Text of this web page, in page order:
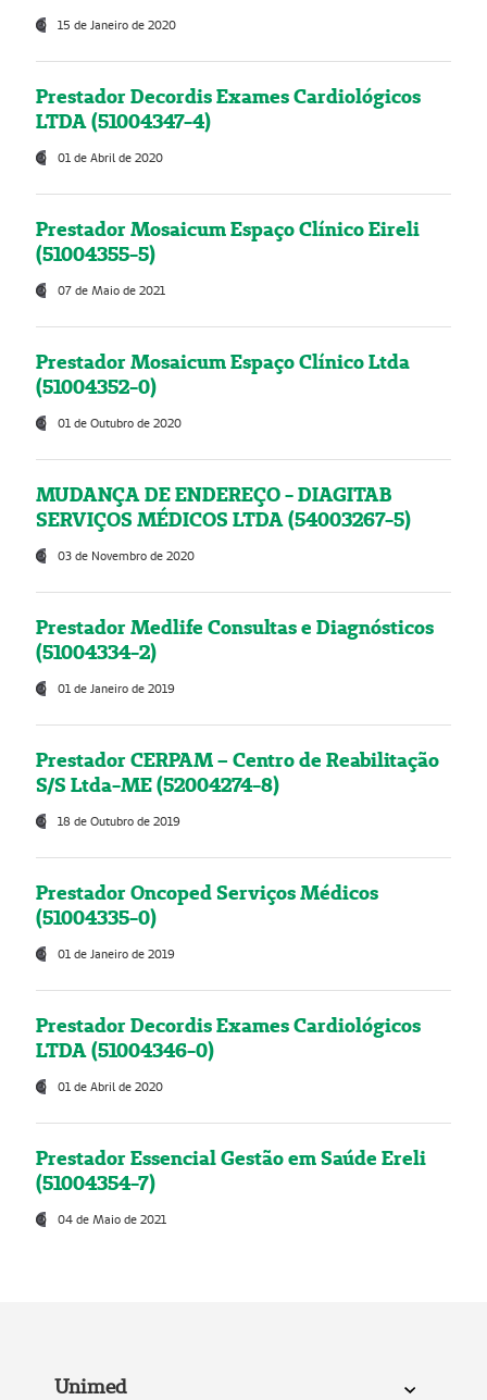
15 de Janeiro de 2020
Prestador Decordis Exames Cardiológicos
LTDA (51004347-4)
01 de Abril de 2020
Prestador Mosaicum Espaço Clínico Eireli
(51004355-5)
07 de Maio de 2021
Prestador Mosaicum Espaço Clínico Ltda
(51004352-0)
01 de Outubro de 2020
MUDANÇA DE ENDEREÇO - DIAGITAB
SERVIÇOS MÉDICOS LTDA (54003267-5)
03 de Novembro de 2020
Prestador Medlife Consultas e Diagnósticos
(51004334-2)
01 de Janeiro de 2019
Prestador CERPAM – Centro de Reabilitação
S/S Ltda-ME (52004274-8)
18 de Outubro de 2019
Prestador Oncoped Serviços Médicos
(51004335-0)
01 de Janeiro de 2019
Prestador Decordis Exames Cardiológicos
LTDA (51004346-0)
01 de Abril de 2020
Prestador Essencial Gestão em Saúde Ereli
(51004354-7)
04 de Maio de 2021
Unimed